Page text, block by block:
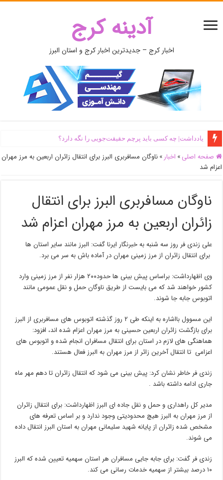
آدینه کرج
اخبار کرج – جدیدترین اخبار کرج و استان البرز
یادداشت| ‌چه کسی باید پرچم حقیقت‌جویی را نگه دارد؟
صفحه اصلی » اخبار » ناوگان مسافربری البرز برای انتقال زائران اربعین به مرز مهران
اعزام شد
ناوگان مسافربری البرز برای انتقال
زائران اربعین به مرز مهران اعزام شد
علی زندی فر روز سه شنبه به خبرنگار ایرنا گفت: البرز مانند سایر استان ها
برای انتقال زائران از مرز زمینی مهران در آماده باش به سر می برد.
وی اظهارداشت: براساس پیش بینی ها حدود۲۰۰ هزار نفر از مرز زمینی وارد
کشور خواهند شد که می بایست از طریق ناوگان حمل و نقل عمومی مانند
اتوبوس جابه جا شوند.
این مسوول بااشاره به اینکه طی ۲ روز گذشته اتوبوس های مسافربری از البرز
برای بازگشت زائران اربعین حسینی به مرز مهران اعزام شده اند، افزود:
هماهنگی های لازم در استان برای انتقال مسافران انجام شده و اتوبوس های
اعزامی تا انتقال آخرین زائر از مرز مهران به البرز فعال هستند.
زندی فر خاطر نشان کرد: پیش بینی می شود که انتقال زائران تا دهم مهر ماه
جاری ادامه داشته باشد .
مدیر کل راهداری و حمل و نقل جاده ای البرز اظهارداشت: برای انتقال زائران
از مرز مهران به البرز هیچ محدودیتی وجود ندارد و بر اساس تعرفه های
مشخص شده زائران از پایانه شهید سلیمانی مهران به استان البرز انتقال داده
می شوند.
زندی فر گفت: برای جابه جایی مسافران هر استان سهمیه تعیین شده که البرز
۱۰ درصد بیشتر از سهمیه خدمات رسانی می کند.